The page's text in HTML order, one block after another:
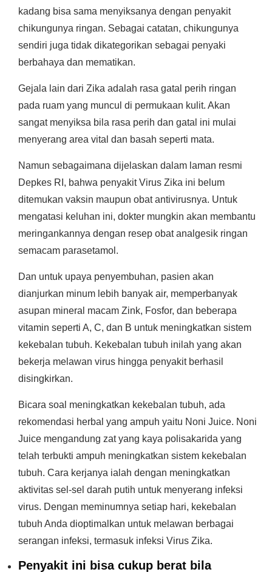
kadang bisa sama menyiksanya dengan penyakit
chikungunya ringan. Sebagai catatan, chikungunya
sendiri juga tidak dikategorikan sebagai penyaki
berbahaya dan mematikan.
Gejala lain dari Zika adalah rasa gatal perih ringan
pada ruam yang muncul di permukaan kulit. Akan
sangat menyiksa bila rasa perih dan gatal ini mulai
menyerang area vital dan basah seperti mata.
Namun sebagaimana dijelaskan dalam laman resmi
Depkes RI, bahwa penyakit Virus Zika ini belum
ditemukan vaksin maupun obat antivirusnya. Untuk
mengatasi keluhan ini, dokter mungkin akan membantu
meringankannya dengan resep obat analgesik ringan
semacam parasetamol.
Dan untuk upaya penyembuhan, pasien akan
dianjurkan minum lebih banyak air, memperbanyak
asupan mineral macam Zink, Fosfor, dan beberapa
vitamin seperti A, C, dan B untuk meningkatkan sistem
kekebalan tubuh. Kekebalan tubuh inilah yang akan
bekerja melawan virus hingga penyakit berhasil
disingkirkan.
Bicara soal meningkatkan kekebalan tubuh, ada
rekomendasi herbal yang ampuh yaitu Noni Juice. Noni
Juice mengandung zat yang kaya polisakarida yang
telah terbukti ampuh meningkatkan sistem kekebalan
tubuh. Cara kerjanya ialah dengan meningkatkan
aktivitas sel-sel darah putih untuk menyerang infeksi
virus. Dengan meminumnya setiap hari, kekebalan
tubuh Anda dioptimalkan untuk melawan berbagai
serangan infeksi, termasuk infeksi Virus Zika.
Penyakit ini bisa cukup berat bila